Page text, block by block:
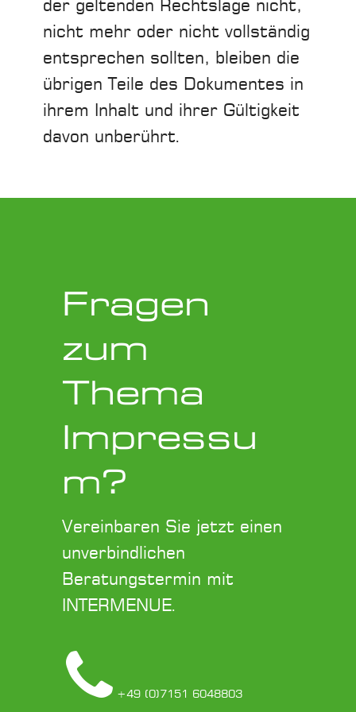
der geltenden Rechtslage nicht,
nicht mehr oder nicht vollständig
entsprechen sollten, bleiben die
übrigen Teile des Dokumentes in
ihrem Inhalt und ihrer Gültigkeit
davon unberührt.
Fragen
zum
Thema
Impressu
m?
Vereinbaren Sie jetzt einen
unverbindlichen
Beratungstermin mit
INTERMENUE.
+49 (0)7151 6048803